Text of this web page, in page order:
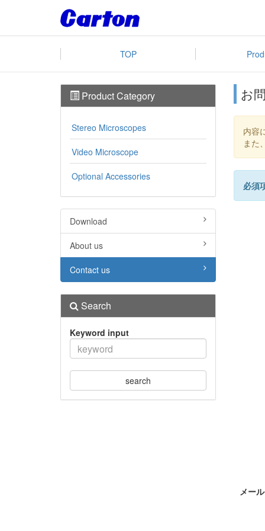
TOP
お
内容
また
必須
メー
Product Category
Stereo Microscopes
Video Microscope
Optional Accessories
Download
About us
Contact us
Search
Keyword input
search